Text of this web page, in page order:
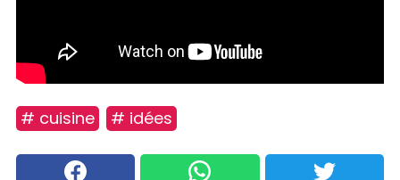
# cuisine # idées